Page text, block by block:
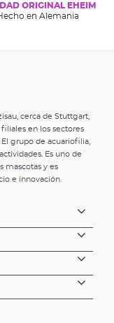
ORIGINAL EHEIM
en Alemania
cerca de Stuttgart,
en los sectores
grupo de acuariofilia,
Es uno de
mascotas y es
e innovación.